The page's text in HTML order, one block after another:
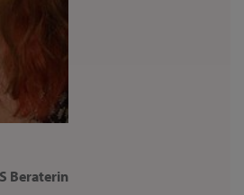
Beraterin